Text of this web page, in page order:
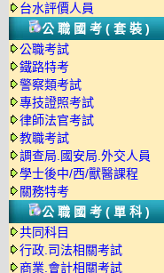
台水評價人員
公職國考(套裝)
公職考試
鐵路特考
警察類考試
專技證照考試
律師法官考試
教職考試
調查局.國安局.外交人員
學士後中/西/獸醫課程
關務特考
公職國考(單科)
共同科目
行政.司法相關考試
商業.會計相關考試